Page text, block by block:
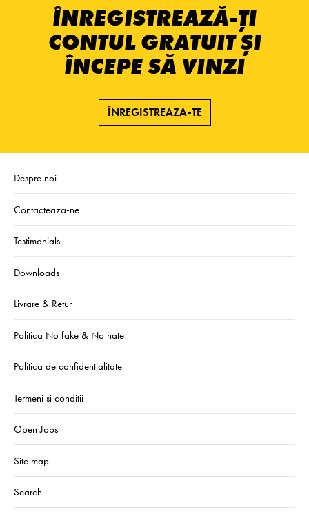
ÎNREGISTREAZĂ-ȚI
CONTUL GRATUIT ȘI
ÎNCEPE SĂ VINZI
ÎNREGISTREAZA-TE
Despre noi
Contacteaza-ne
Testimonials
Downloads
Livrare & Retur
Politica No fake & No hate
Politica de confidentialitate
Termeni si conditii
Open Jobs
Site map
Search